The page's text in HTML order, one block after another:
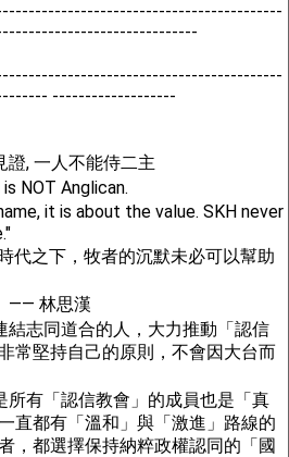
-------------------
, 一人不能侍二主
NOT Anglican.
it is about the value. SKH never
之下，牧者的沉默未必可以幫助
林思漢
志同道合的人，大力推動「認信
常堅持自己的原則，不會因大台而
有「認信教會」的成員也是「真
直都有「溫和」與「激進」路線的
，都選擇保持納粹政權認同的「國